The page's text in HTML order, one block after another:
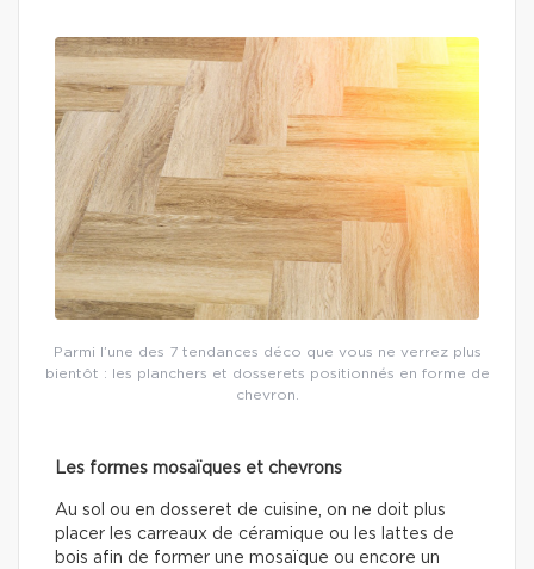
Parmi l’une des 7 tendances déco que vous ne verrez plus
bientôt : les planchers et dosserets positionnés en forme de
chevron.
Les formes mosaïques et chevrons
Au sol ou en dosseret de cuisine, on ne doit plus
placer les carreaux de céramique ou les lattes de
bois afin de former une mosaïque ou encore un